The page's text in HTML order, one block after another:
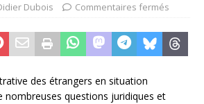
Dubois Commentaires fermés
des étrangers en situation
nombreuses questions juridiques et